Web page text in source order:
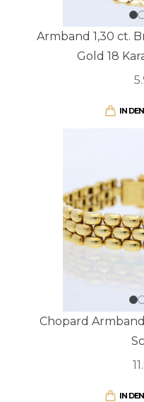
Armband 1,30 ct.
Gold 18
IN
Chopard
IN